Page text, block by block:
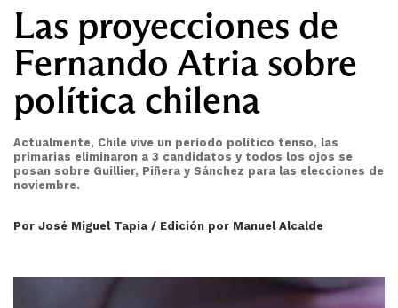
Las proyecciones de
Fernando Atria sobre
política chilena
Actualmente, Chile vive un período político tenso, las
primarias eliminaron a 3 candidatos y todos los ojos se
posan sobre Guillier, Piñera y Sánchez para las elecciones de
noviembre.
Por José Miguel Tapia / Edición por Manuel Alcalde